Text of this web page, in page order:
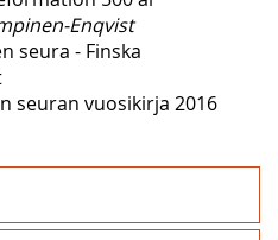
Enqvist
seura - Finska
seuran vuosikirja 2016